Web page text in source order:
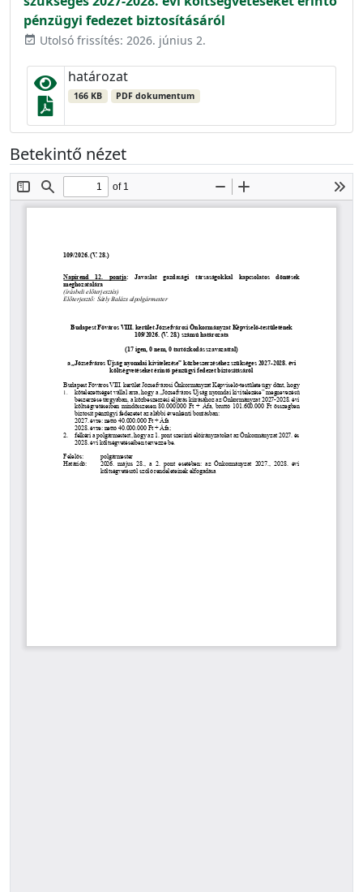
pénzügyi fedezet biztosításáról
event_available Utolsó frissítés: 2026. június 2.
határozat
166 KB PDF dokumentum
Betekintő nézet